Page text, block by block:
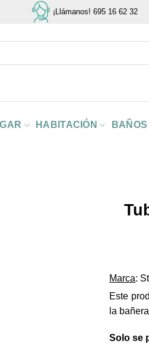
¡Llámanos! 695 16 62 32
HABITACIÓN
Marca:
Este
la
Solo se